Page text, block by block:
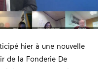
hier à une nouvelle
de la Fonderie De